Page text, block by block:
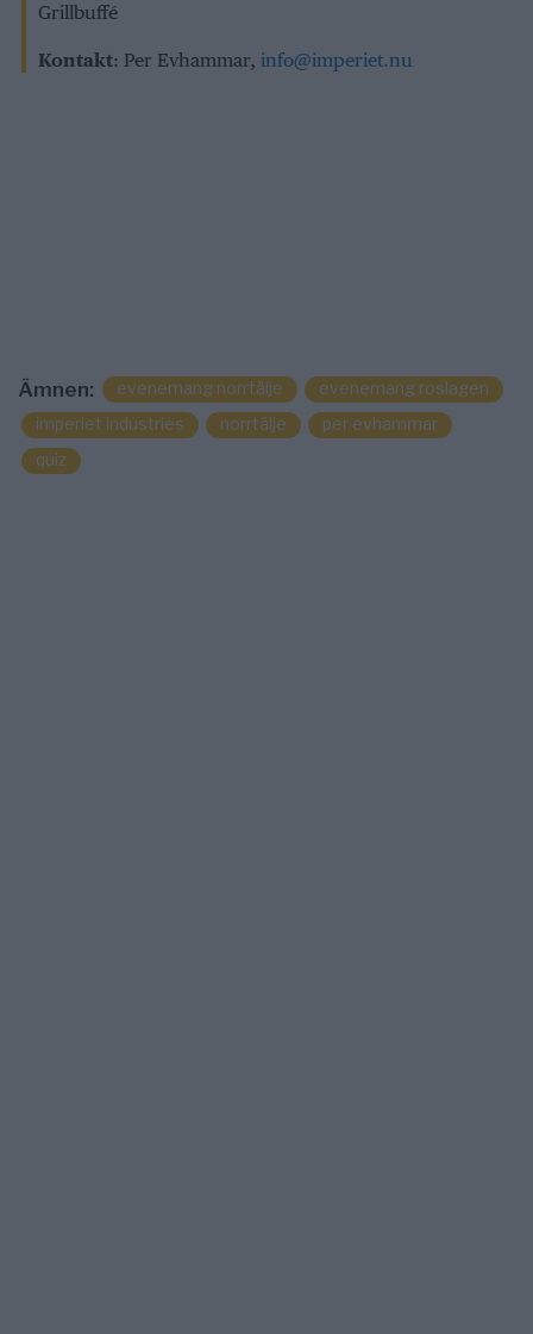
Grillbuffé
Kontakt: Per Evhammar, info@imperiet.nu
Ämnen: evenemang norrtälje
evenemang roslagen
imperiet industries
norrtälje
per evhammar
quiz